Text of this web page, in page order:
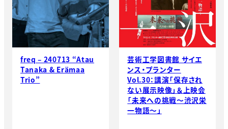
freq – 240713 “Atau
Tanaka & Erämaa
Trio”
芸術工学図書館 サイエ
ンス・プランター
Vol.30：講演「保存され
ない展示映像」＆上映会
「未来への挑戦～渋沢栄
一物語～」